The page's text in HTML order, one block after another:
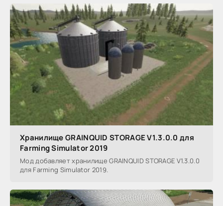
Хранилище GRAINQUID STORAGE V1.3.0.0 для
Farming Simulator 2019
Мод добавляет хранилище GRAINQUID STORAGE V1.3.0.0
для Farming Simulator 2019.